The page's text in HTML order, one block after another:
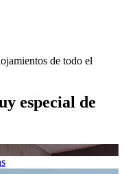
de todo el
especial de